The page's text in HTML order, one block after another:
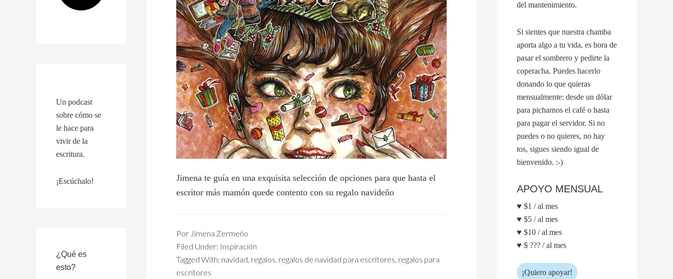
Jimena te guía en una exquisita selección de opciones para que hasta el
escritor más mamón quede contento con su regalo navideño
Por Jimena Zermeño
Filed Under: Inspiración
Tagged With: navidad, regalos, regalos de navidad para escritores, regalos para
escritores
del mantenimiento.
Si sientes que nuestra chamba
aporta algo a tu vida, es hora de
pasar el sombrero y pedirte la
coperacha. Puedes hacerlo
donando lo que quieras
mensualmente: desde un dólar
para picharnos el café o hasta
para pagar el servidor. Si no
puedes o no quieres, no hay
tos, sigues siendo igual de
bienvenido. :-)
APOYO MENSUAL
♥ $1 / al mes
♥ $5 / al mes
♥ $10 / al mes
♥ $ ??? / al mes
¡Quiero apoyar!
Un podcast
sobre cómo se
le hace para
vivir de la
escritura.
¡Escúchalo!
¿Qué es
esto?